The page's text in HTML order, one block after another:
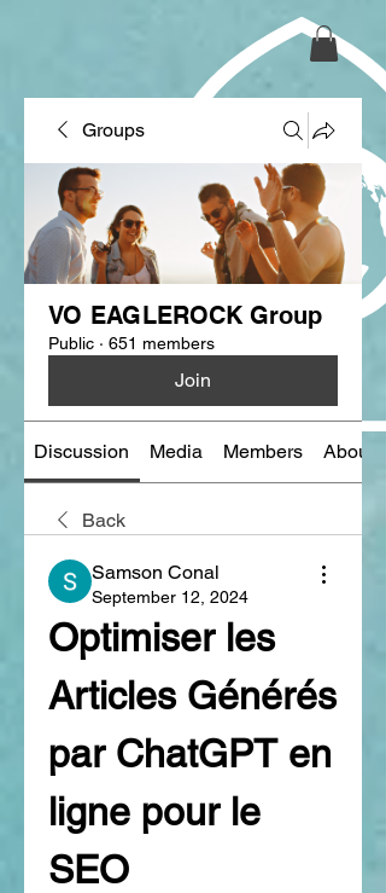
Groups
VO EAGLEROCK Group
Public · 651 members
Join
Discussion Media Members About
Back
Samson Conal
September 12, 2024
Optimiser les
Articles Générés
par ChatGPT en
ligne pour le
SEO